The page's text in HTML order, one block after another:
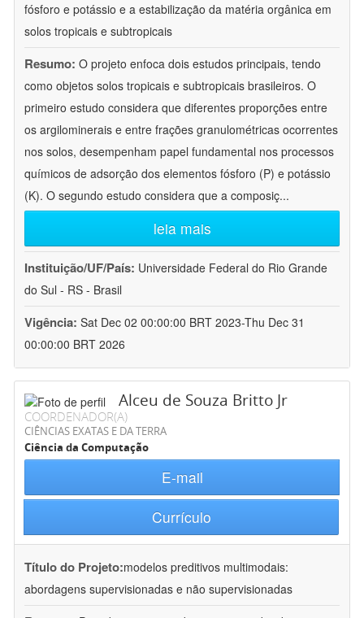
fósforo e potássio e a estabilização da matéria orgânica em
solos tropicais e subtropicais
Resumo: O projeto enfoca dois estudos principais, tendo
como objetos solos tropicais e subtropicais brasileiros. O
primeiro estudo considera que diferentes proporções entre
os argilominerais e entre frações granulométricas ocorrentes
nos solos, desempenham papel fundamental nos processos
químicos de adsorção dos elementos fósforo (P) e potássio
(K). O segundo estudo considera que a composiç...
leia mais
Instituição/UF/País: Universidade Federal do Rio Grande
do Sul - RS - Brasil
Vigência: Sat Dec 02 00:00:00 BRT 2023-Thu Dec 31
00:00:00 BRT 2026
Alceu de Souza Britto Jr
COORDENADOR(A)
CIÊNCIAS EXATAS E DA TERRA
Ciência da Computação
E-mail
Currículo
Título do Projeto:modelos preditivos multimodais:
abordagens supervisionadas e não supervisionadas